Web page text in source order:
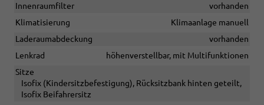
Innenraumfilter
vorhanden
Klimatisierung
Klimaanlage manuell
Laderaumabdeckung
vorhanden
Lenkrad
höhenverstellbar, mit Multifunktionen
Sitze
Isofix (Kindersitzbefestigung), Rücksitzbank hinten geteilt,
Isofix Beifahrersitz